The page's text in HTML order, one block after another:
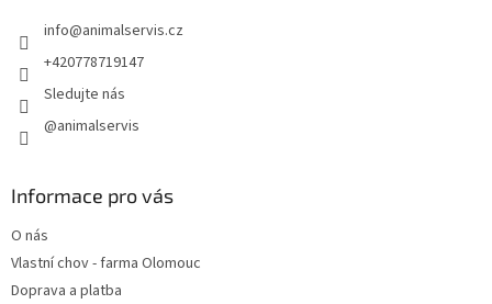
info@animalservis.cz
+420778719147
Sledujte nás
@animalservis
Informace pro vás
O nás
Vlastní chov - farma Olomouc
Doprava a platba